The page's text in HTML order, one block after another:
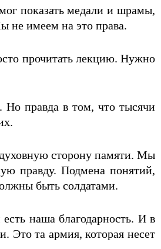
показать медали и шрамы,
не имеем на это права.
прочитать лекцию. Нужно
Но правда в том, что тысячи
сторону памяти. Мы
правду. Подмена понятий,
быть солдатами.
наша благодарность. И в
Это та армия, которая несет